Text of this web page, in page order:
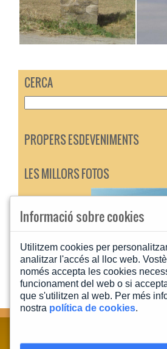
CERCA
PROPERS ESDEVENIMENTS
LES MILLORS FOTOS
Informació sobre cookies
Utilitzem cookies per
analitzar l'accés al lloc web.
només accepta les cookies
funcionament del web o si
que s'utilitzen al web. Per més
nostra política de cookies.